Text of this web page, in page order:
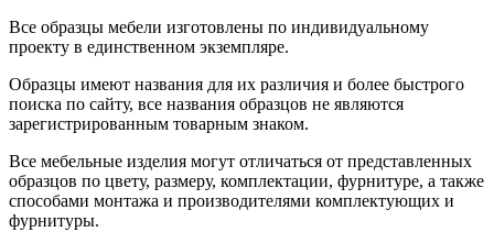
Все образцы мебели изготовлены по индивидуальному
проекту в единственном экземпляре.
Образцы имеют названия для их различия и более быстрого
поиска по сайту, все названия образцов не являются
зарегистрированным товарным знаком.
Все мебельные изделия могут отличаться от представленных
образцов по цвету, размеру, комплектации, фурнитуре, а также
способами монтажа и производителями комплектующих и
фурнитуры.